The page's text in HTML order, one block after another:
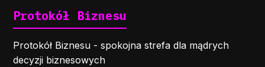
Protokół Biznesu
Protokół Biznesu - spokojna strefa dla mądrych
decyzji biznesowych